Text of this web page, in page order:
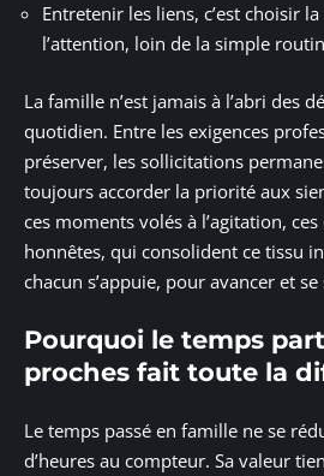
Entretenir les liens, c’est choisir
l’attention, loin de la simple
La famille n’est jamais à l’abri des
quotidien. Entre les exigences
préserver, les sollicitations
toujours accorder la priorité aux
ces moments volés à l’agitation,
honnêtes, qui consolident ce tissu
chacun s’appuie, pour avancer et
Pourquoi le temps
proches fait toute la
Le temps passé en famille ne se
d’heures au compteur. Sa valeur